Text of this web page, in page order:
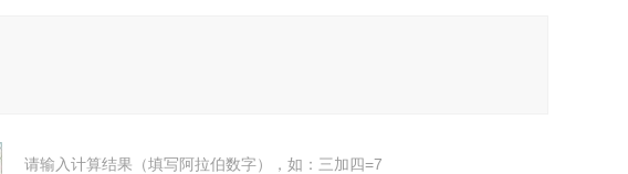
请输入计算结果（填写阿拉伯数字），如：三加四=7